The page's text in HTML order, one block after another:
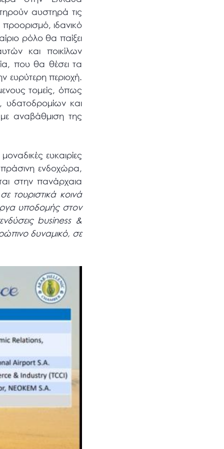
αυστηρά τις
ιδανικό
ρόλο θα παίξει
και ποικίλων
που θα θέσει τα
ευρύτερη περιοχή.
τομείς, όπως
υδατοδρομίων και
αναβάθμιση της
ευκαιρίες
ενδοχώρα,
στην πανάρχαια
τουριστικά κοινά
υποδομής στον
business &
δυναμικό, σε